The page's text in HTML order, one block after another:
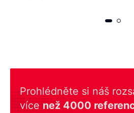
Prohlédněte si náš
více než 4000